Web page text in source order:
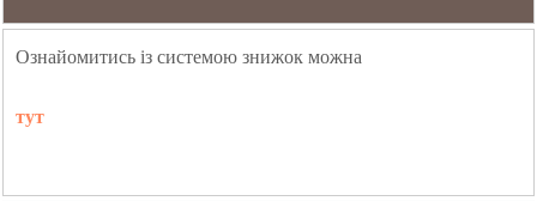
Ознайомитись із системою знижок можна
тут